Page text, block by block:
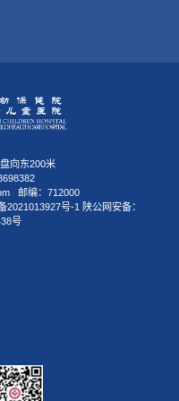
向东200米
邮编：712000
2021013927号-1 陕公网安备：
号